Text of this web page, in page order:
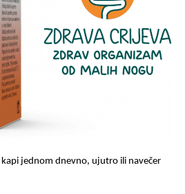
jednom dnevno, ujutro ili navečer